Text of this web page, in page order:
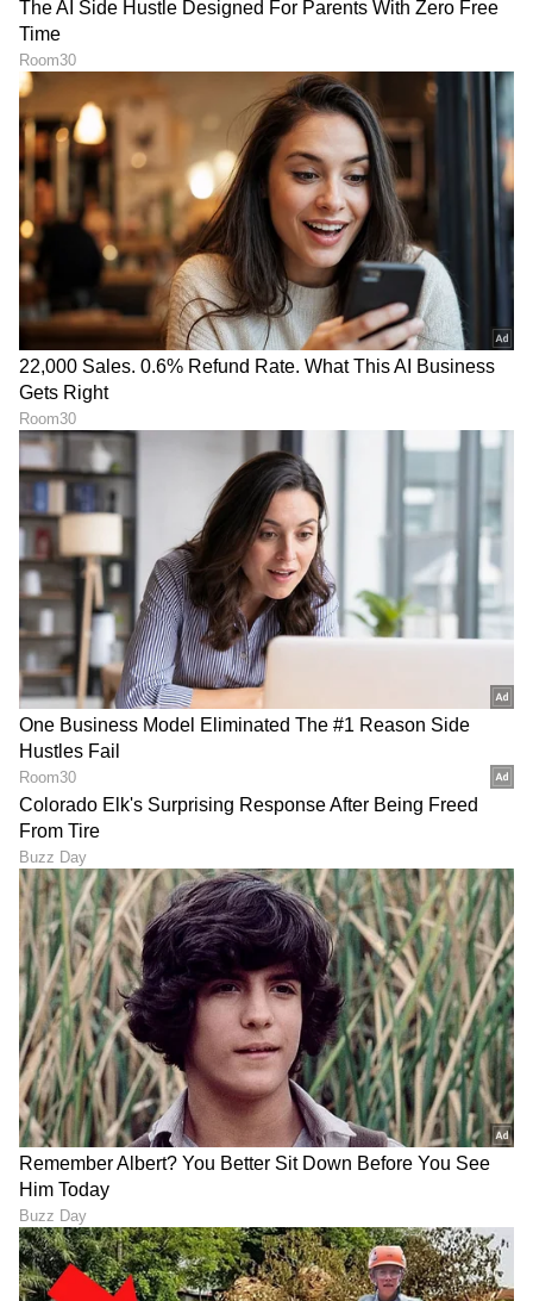
'ಹೀರೋಗಳನ್ನು ಈಗ ಸಾಕುವುದೇ
ಕಷ್ಟ': ಸಂಭಾವನೆ ಬಗ್ಗೆ ಈ ಕನ್ನಡದ
ನಿರ್ಮಾಪಕರ ಖಡಕ್ ಮಾತು
ಕಮ್‌ಬ್ಯಾಕ್: ‘ಅಮೆರಿಕಾ
ಅಮೆರಿಕಾ 2’ಗೆ ಮನೋಮೂರ್ತಿ
ಸಂಗೀತ
LATEST VIDEOS
"ರಾಜಕೀಯ ಬೇಡ, ಸಿನಿಮಾನೇ ಪ್ರಾಣ":
ಕನಕೋತ್ಸವದಲ್ಲಿ ರಿಷಬ್ ಶೆಟ್ಟಿ | Rishab
Shetty speech | Suvarna News
ಶೇ.50 ರಿಂದ ಶೇ.18 ಕ್ಕೆ TAX ಇಳಿಕೆ: ಮೋದಿ-
ಟ್ರಂಪ್ ಐತಿಹಾಸಿಕ ಒಪ್ಪಂದ | India US
Trade Deal | Party Rounds